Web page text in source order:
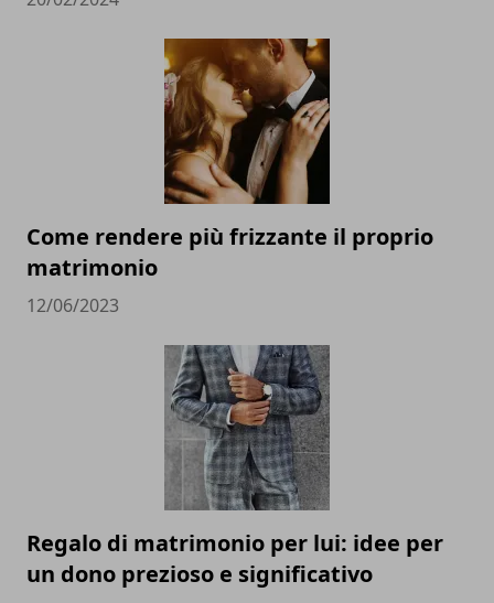
Come rendere più frizzante il proprio
matrimonio
12/06/2023
Regalo di matrimonio per lui: idee per
un dono prezioso e significativo